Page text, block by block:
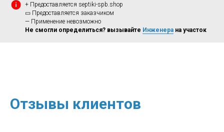
+ Предоставляется septiki-spb.shop
▭ Предоставляется заказчиком
— Применение невозможно
Не смогли определиться? вызывайте Инженера на участок
Отзывы клиентов